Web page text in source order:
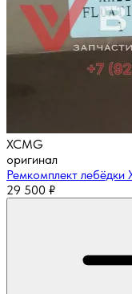
XCMG
оригинал
Ремкомплект
29 500 ₽